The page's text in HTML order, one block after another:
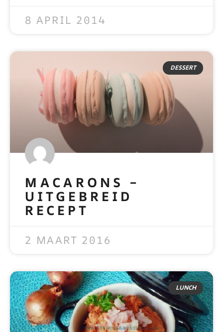
8 APRIL 2014
DESSERT
MACARONS –
UITGEBREID
RECEPT
2 MAART 2016
LUNCH